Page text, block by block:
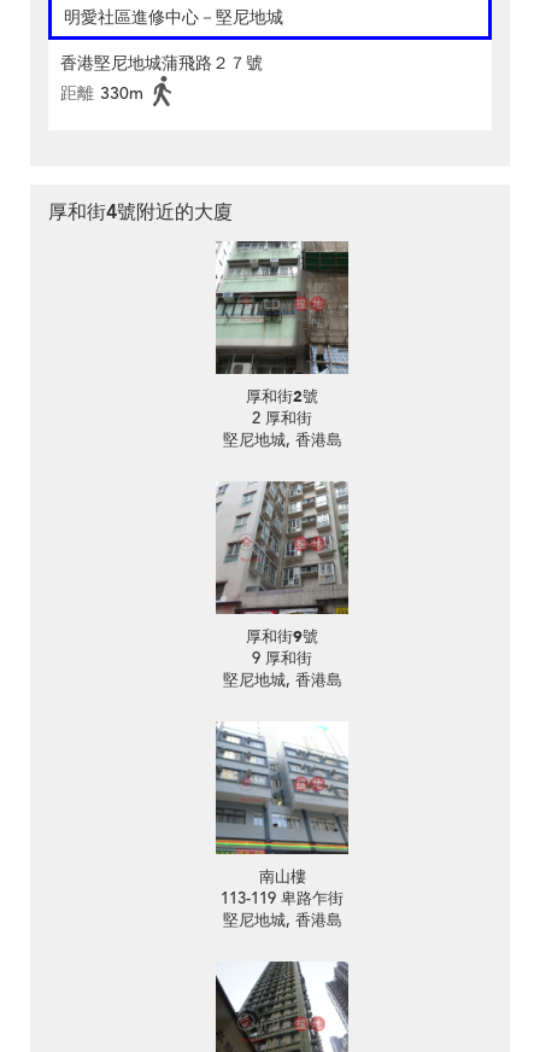
明愛社區進修中心－堅尼地城
香港堅尼地城蒲飛路２７號
距離 330m
厚和街4號附近的大廈
厚和街2號
2 厚和街
堅尼地城, 香港島
厚和街9號
9 厚和街
堅尼地城, 香港島
南山樓
113-119 卑路乍街
堅尼地城, 香港島